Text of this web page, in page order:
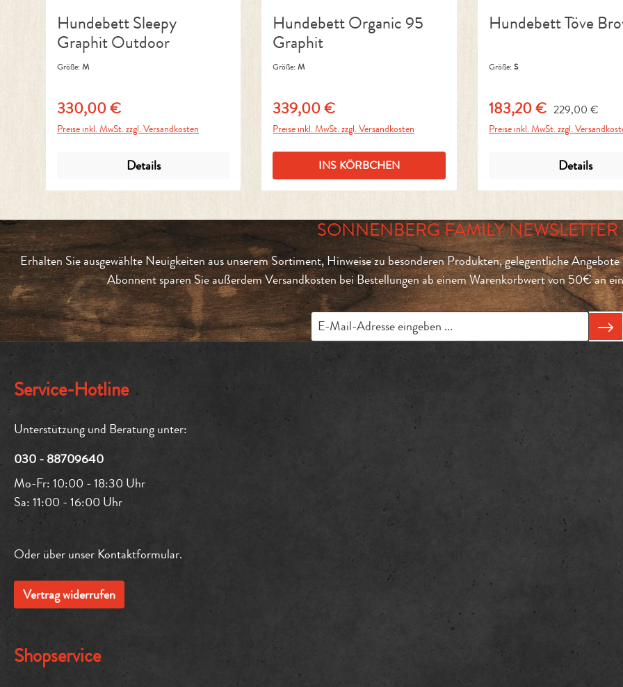
Hundebett Sleepy
Graphit Outdoor
Größe: M
Regulärer Preis:
330,00 €
Preise inkl. MwSt. zzgl. Versandkosten
Details
Hundebett Organic 95
Graphit
Größe:M
Regulärer Preis:
339,00 €
Preise inkl. MwSt. zzgl. Versandkosten
INS KÖRBCHEN
Hundebett Töve
Größe: S
Verkaufspreis:
183,20 € Regulärer Preis:
229,00 €
Preise inkl. MwSt. zzgl.
Details
SONNENBERG FAMILY NEWSLETTER
Erhalten Sie ausgewählte Neuigkeiten aus unserem Sortiment, Hinweise zu besonderen Produkten, gelegentliche
Abonnent sparen Sie außerdem Versandkosten bei Bestellungen ab einem Warenkorbwert von 50€ an
Service-Hotline
Unterstützung und Beratung unter:
030 - 88709640
Mo-Fr: 10:00 - 18:30 Uhr
Sa: 11:00 - 16:00 Uhr
Oder über unserKontaktformular.
Vertrag widerrufen
Shopservice